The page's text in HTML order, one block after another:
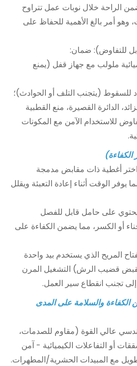
الراحة خلال نوبات عمل تتراوح
إلى 6 ساعات، وهو أمر بالغ الأهمية للحفاظ على
للتفاوض): ضمان:
ملولب مع جهاز قفل (يمنع
(يتجنب التلف أو الحوادث)؛
الدائرة القصيرة، منع القطبية
للاستخدام الآمن مع المكونات
اختر أغطية ذات مقابض مدمجة
يوفر الوقت أثناء إعادة التعبئة ويقلل
على حامل قابل للفصل
أو الكسر، مما يضمن الكفاءة على
المريح الذي يستخدم بيد واحدة
قضيب الرش) التشغيل المرن
تجنب انقطاع سير العمل.
الكفاءة والسلامة على المدى
عالي القوة (مقاوم للصدمات،
أو التفاعلات الكيميائية - آمن
مع المبيدات الحشرية/المطهرات.